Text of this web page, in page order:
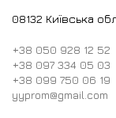
08132 Київська
+38 050 928 12 52
+38 097 334 05 03
+38 099 750 06 19
yyprom@gmail.com